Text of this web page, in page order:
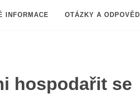
INFORMACE OTÁZKY A ODPOVĚDI
hospodařit se